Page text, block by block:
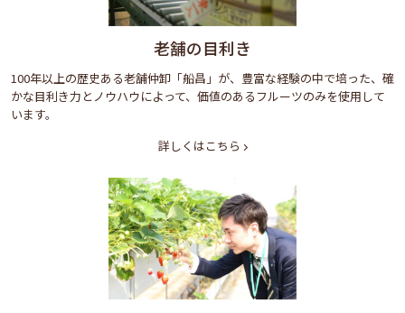
老舗の目利き
100年以上の歴史ある老舗仲卸「船昌」が、豊富な経験の中で培った、確
かな目利き力とノウハウによって、価値のあるフルーツのみを使用して
います。
詳しくはこちら